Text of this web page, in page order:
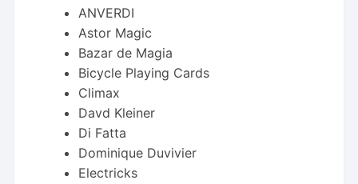
ANVERDI
Astor Magic
Bazar de Magia
Bicycle Playing Cards
Climax
Davd Kleiner
Di Fatta
Dominique Duvivier
Electricks